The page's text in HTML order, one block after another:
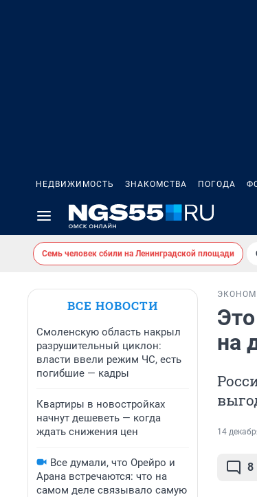
НЕДВИЖИМОСТЬ ЗНАКОМСТВА ПОГОДА
Семь человек сбили на Ленинградской площади
ВСЕ НОВОСТИ
Смоленскую область накрыл
разрушительный циклон:
власти ввели режим ЧС, есть
погибшие — кадры
Квартиры в новостройках
начнут дешеветь — когда
ждать снижения цен
Все думали, что Орейро и
Арана встречаются: что на
самом деле связывало самую
на
14
8